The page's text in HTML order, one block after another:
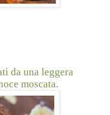
da una leggera
moscata.